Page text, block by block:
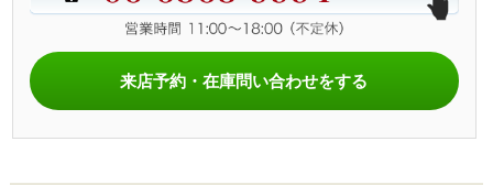
来店予約・在庫問い合わせをする